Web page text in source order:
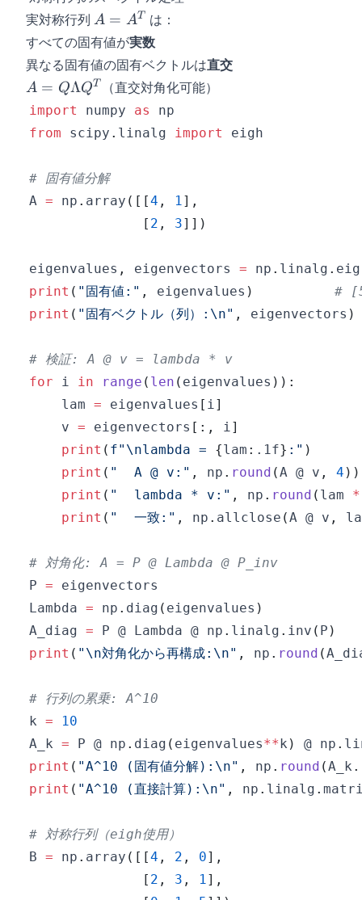
実対称行列 A =
A^T
A = AT
は：
すべての固有値が実数
異なる固有値の固有ベクトルは直交
A =
Q\Lambda
Q^T
A = QΛQT （直交対角化可能）
import numpy as
from scipy . linalg import
# 固有値分解
A = np . array ( [ [4 , 1] ,
[ 2 , 3] ] )
eigenvalues , eigenvectors = np . linalg . eig
print ( "固有値:" , eigenvalues )
#
print ( "固有ベクトル（列）:\n" , eigenvectors )
# 検証: A @ v = lambda * v
for i in range ( len ( eigenvalues ) ) :
    lam
= eigenvalues [ i]
    v
= eigenvectors [ : , i]
print ( f"\nlambda = {lam : .1f} :" )
print ( "  A @ v:" , np . round (A @ v , 4 ) )
print ( "  lambda * v:" , np . round ( lam *
print ( "  一致:" , np . allclose (A @ v ,
# 対角化: A = P @ Lambda @ P_inv
P =
Lambda = np . diag ( eigenvalues )
A_diag = P @ Lambda @ np . linalg . inv ( P )
print ( "\n対角化から再構成:\n" , np . round (
# 行列の累乗: A^10
k =
10
A_k = P @ np . diag ( eigenvalues** k ) @ np .
print ( "A^10 (固有値分解):\n" , np . round (A_k .
print ( "A^10 (直接計算):\n" , np . linalg .
# 対称行列（eigh使用）
B = np . array ( [ [4 , 2 , 0] ,
[ 2 , 3 , 1] ,